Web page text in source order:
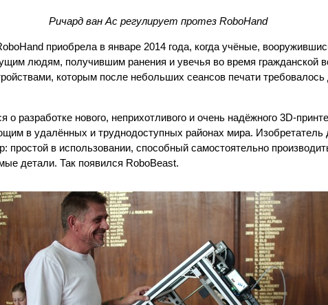
Ричард ван Ас регулирует протез RoboHand
приобрела в январе 2014 года, когда учёные,
людям, получившим ранения и увечья во время гражданской
которым после небольших сеансов печати
о разработке нового, неприхотливого и очень надёжного 3D-
в удалённых и труднодоступных районах мира. Изобретатель
простой в использовании, способный самостоятельно
детали. Так появился RoboBeast.